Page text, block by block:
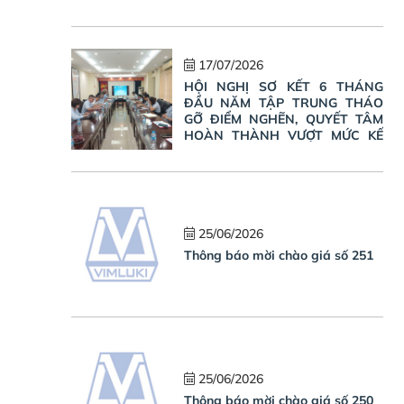
17/07/2026
HỘI NGHỊ SƠ KẾT 6 THÁNG
ĐẦU NĂM TẬP TRUNG THÁO
GỠ ĐIỂM NGHẼN, QUYẾT TÂM
HOÀN THÀNH VƯỢT MỨC KẾ
25/06/2026
Thông báo mời chào giá số 251
25/06/2026
Thông báo mời chào giá số 250